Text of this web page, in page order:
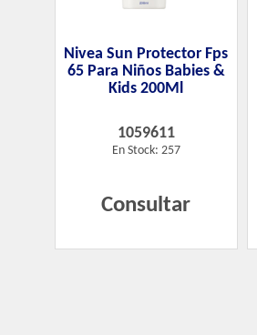
Nivea Sun Protector Fps
65 Para Niños Babies &
Kids 200Ml
1059611
En Stock: 257
Consultar